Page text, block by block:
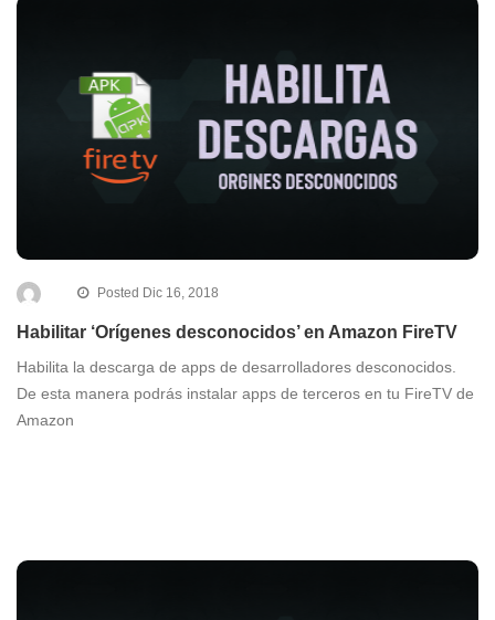
Posted Dic 16, 2018
Habilitar ‘Orígenes desconocidos’ en Amazon FireTV
Habilita la descarga de apps de desarrolladores desconocidos.
De esta manera podrás instalar apps de terceros en tu FireTV de
Amazon